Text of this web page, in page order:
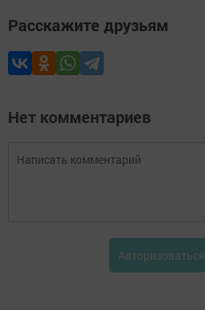
Расскажите друзьям
Нет комментариев
Авторизоваться